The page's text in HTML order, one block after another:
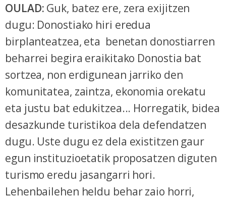
OULAD: Guk, batez ere, zera exijitzen
dugu: Donostiako hiri eredua
birplanteatzea, eta benetan donostiarren
beharrei begira eraikitako Donostia bat
sortzea, non erdigunean jarriko den
komunitatea, zaintza, ekonomia orekatu
eta justu bat edukitzea... Horregatik, bidea
desazkunde turistikoa dela defendatzen
dugu. Uste dugu ez dela existitzen gaur
egun instituzioetatik proposatzen diguten
turismo eredu jasangarri hori.
Lehenbailehen heldu behar zaio horri,